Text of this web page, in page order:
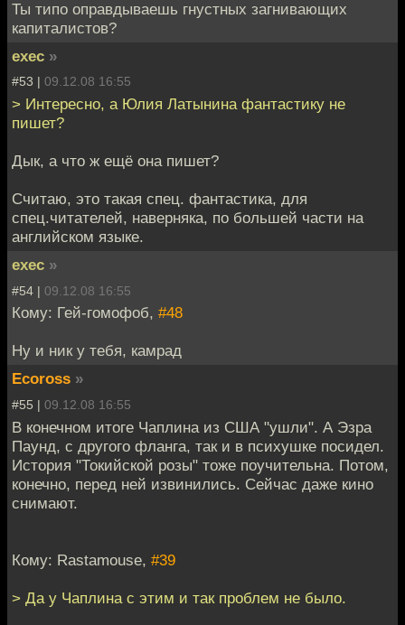
Ты типо оправдываешь гнустных загнивающих
капиталистов?
exec »
#53 | 09.12.08 16:55
> Интересно, а Юлия Латынина фантастику не
пишет?
Дык, а что ж ещё она пишет?
Считаю, это такая спец. фантастика, для
спец.читателей, наверняка, по большей части на
английском языке.
exec »
#54 | 09.12.08 16:55
Кому: Гей-гомофоб, #48
Ну и ник у тебя, камрад
Ecoross »
#55 | 09.12.08 16:55
В конечном итоге Чаплина из США "ушли". А Эзра
Паунд, с другого фланга, так и в психушке посидел.
История "Токийской розы" тоже поучительна. Потом,
конечно, перед ней извинились. Сейчас даже кино
снимают.
Кому: Rastamouse, #39
> Да у Чаплина с этим и так проблем не было.